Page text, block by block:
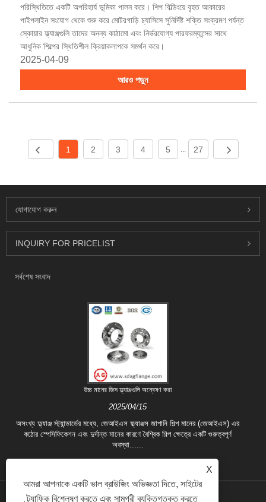
পরিস্থিতিতে একটি অপরিহার্য ভূমিকা পালন করে। শিপ বিল্ডিংয়ে বৃহত আকারের
পাইপলাইন সংযোগ থেকে শুরু করে মোটরগাড়ি চ্যাসিসে সুনির্দিষ্ট শক্তি সংক্রমণ পর্যন্ত
স্কোয়ার ফ্ল্যাঞ্জগুলি তাদের অনন্য কাঠামো এবং নির্ভরযোগ্য পারফরম্যান্সের সাথে
আধুনিক শিল্পের স্থিতিশীল ক্রিয়াকলাপকে সমর্থন করে।
2025-04-09
আরও পড়ুন
1 2 3 4 5 ... 27
যোগাযোগ করুন
INQUIRY FOR PRICELIST
সর্বশেষ সংবাদ
উচ্চ মানের জিস ফ্ল্যাঞ্জগুলি অন্বেষণ করা
2025/04/15
অসংখ্য ফ্ল্যাঞ্জ স্ট্যান্ডার্ডের মধ্যে, জেআইএস ফ্ল্যাঞ্জস জাপানি শিল্প মানের (জেআইএস) এর
কঠোর স্পেসিফিকেশন এবং দুর্দান্ত মানের কারণে বৈশ্বিক শিল্প ক্ষেত্রে একটি গুরুত্বপূর্ণ
অবস্থা......
X
আমরা আপনাকে একটি ভাল ব্রাউজিং অভিজ্ঞতা দিতে, সাইটের
ট্র্যাফিক বিশ্লেষণ করতে এবং সামগ্রী ব্যক্তিগতকৃত করতে